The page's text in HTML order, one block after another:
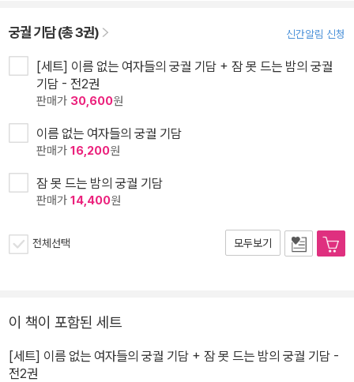
궁궐 기담 (총 3권) 신간알림 신청
[세트] 이름 없는 여자들의 궁궐 기담 + 잠 못 드는 밤의 궁궐
기담 - 전2권
판매가 30,600원
이름 없는 여자들의 궁궐 기담
판매가 16,200원
잠 못 드는 밤의 궁궐 기담
판매가 14,400원
전체선택 모두보기
이 책이 포함된 세트
[세트] 이름 없는 여자들의 궁궐 기담 + 잠 못 드는 밤의 궁궐 기담 -
전2권